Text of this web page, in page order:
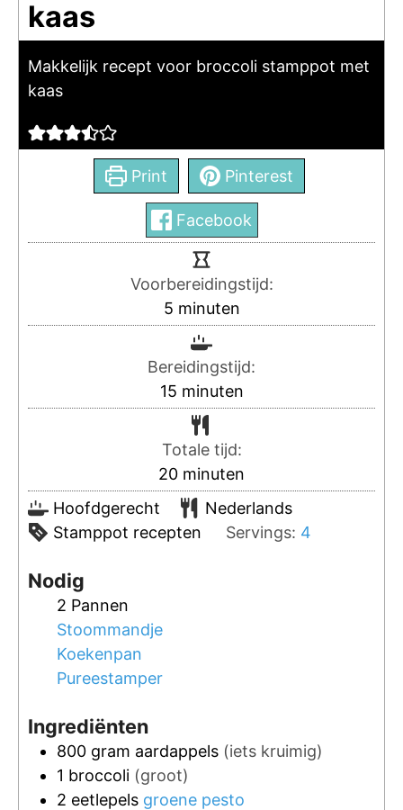
kaas
Makkelijk recept voor broccoli stamppot met
kaas
Print Pinterest
Facebook
Voorbereidingstijd:
5 minuten
Bereidingstijd:
15 minuten
Totale tijd:
20 minuten
Hoofdgerecht
Nederlands
Stamppot recepten
Servings: 4
Nodig
2 Pannen
Stoommandje
Koekenpan
Pureestamper
Ingrediënten
800 gram aardappels (iets kruimig)
1 broccoli (groot)
2 eetlepels groene pesto